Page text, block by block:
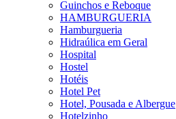
Guinchos e Reboque
HAMBURGUERIA
Hamburgueria
Hidraúlica em Geral
Hospital
Hostel
Hotéis
Hotel Pet
Hotel, Pousada e Albergue
Hotelzinho